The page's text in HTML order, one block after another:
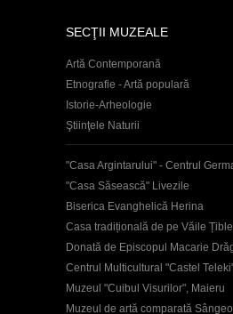
SECŢII MUZEALE
Artă Contemporană
Etnografie - Artă populară
Istorie-Arheologie
Ştiinţele Naturii
"Casa Argintarului" - Centrul
"Casa Săsească" Livezile
Biserica Evanghelică Herina
Casa tradițională de pe Văile
Donată de Episcopul Macarie
Centrul Multicultural "Castel
Muzeul "Cuibul Visurilor", Maieru
Muzeul de artă comparată